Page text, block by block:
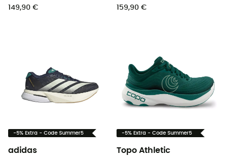
149,90 € 159,90 €
-5% Extra - Code Summer5
adidas
-5% Extra - Code Summer5
Topo Athletic